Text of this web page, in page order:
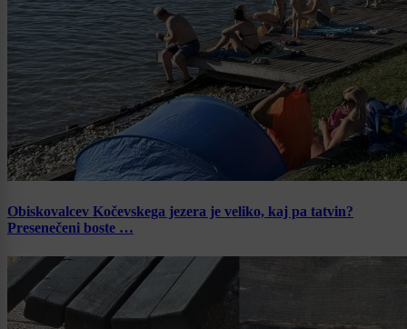
Obiskovalcev Kočevskega jezera je veliko, kaj pa tatvin?
Presenečeni boste …